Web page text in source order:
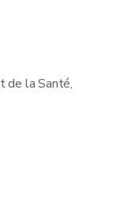
de la Santé,